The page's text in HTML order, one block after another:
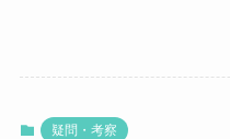
疑問・考察